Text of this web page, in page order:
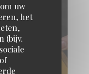
uw
het
(bijv.